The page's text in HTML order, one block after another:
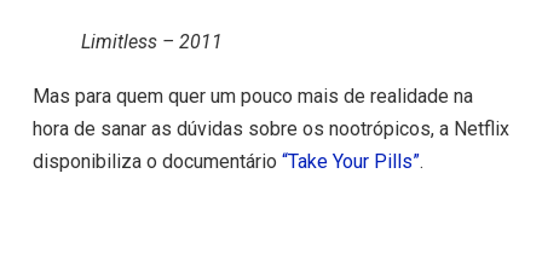
Limitless – 2011
Mas para quem quer um pouco mais de realidade na
hora de sanar as dúvidas sobre os nootrópicos, a Netflix
disponibiliza o documentário “Take Your Pills”.